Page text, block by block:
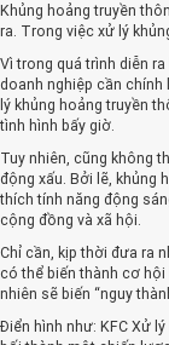
Khủng hoảng truyền
ra. Trong việc xử lý
Vì trong quá trình diễn
doanh nghiệp cần
lý khủng hoảng truyền
tình hình bấy giờ.
Tuy nhiên, cũng không
động xấu. Bởi lẽ, khủng
thích tính năng động
cộng đồng và xã hội.
Chỉ cần, kịp thời đưa ra
có thể biến thành cơ
nhiên sẽ biến “nguy
Điển hình như: KFC Xử